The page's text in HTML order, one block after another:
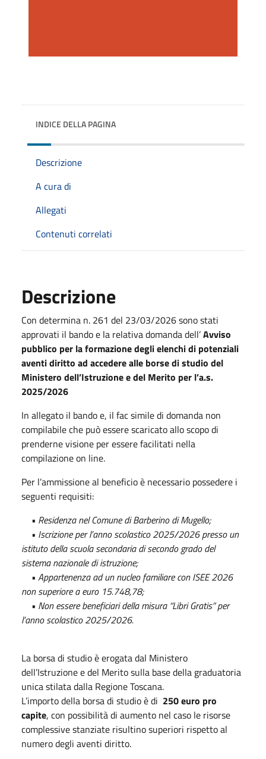
INDICE DELLA PAGINA
Descrizione
A cura di
Allegati
Contenuti correlati
Descrizione
Con determina n. 261 del 23/03/2026 sono stati
approvati il bando e la relativa domanda dell’Avviso
pubblico per la formazione degli elenchi di potenziali
aventi diritto ad accedere alle borse di studio del
Ministero dell’Istruzione e del Merito per l’a.s.
2025/2026
In allegato il bando e, il fac simile di domanda non
compilabile che può essere scaricato allo scopo di
prenderne visione per essere facilitati nella
compilazione on line.
Per l’ammissione al beneficio è necessario possedere i
seguenti requisiti:
• Residenza nel Comune di Barberino di Mugello;
• Iscrizione per l’anno scolastico 2025/2026 presso un
istituto della scuola secondaria di secondo grado del
sistema nazionale di istruzione;
• Appartenenza ad un nucleo familiare con ISEE 2026
non superiore a euro 15.748,78;
• Non essere beneficiari della misura “Libri Gratis” per
l’anno scolastico 2025/2026.
La borsa di studio è erogata dal Ministero
dell’Istruzione e del Merito sulla base della graduatoria
unica stilata dalla Regione Toscana.
L’importo della borsa di studio è di 250 euro pro
capite, con possibilità di aumento nel caso le risorse
complessive stanziate risultino superiori rispetto al
numero degli aventi diritto.